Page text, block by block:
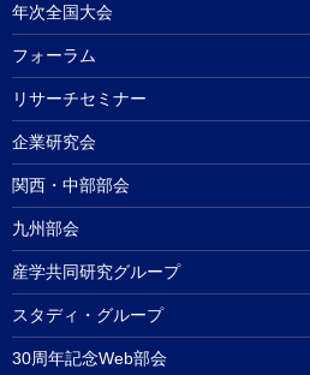
年次全国大会
フォーラム
リサーチセミナー
企業研究会
関西・中部部会
九州部会
産学共同研究グループ
スタディ・グループ
30周年記念Web部会